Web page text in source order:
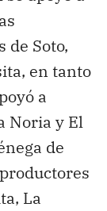
de Soto,
en tanto
a
Noria y El
de
La